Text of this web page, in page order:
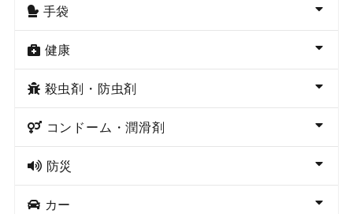
手袋
健康
殺虫剤・防虫剤
コンドーム・潤滑剤
防災
カー